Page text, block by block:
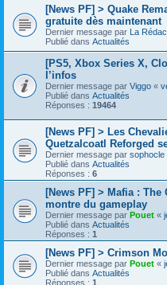
[News PF] > Quake
gratuite dès maintenant
Dernier message par La
Publié dans Actualités
[PS5, Xbox Series X,
l’infos
Dernier message par Viggo «
Publié dans Actualités
Réponses : 19464
[News PF] > Les
Quetzalcoatl Reforged
Dernier message par sophocle
Publié dans Actualités
Réponses : 6
[News PF] > Mafia :
montre du gameplay
Dernier message par Pouet «
Publié dans Actualités
Réponses : 1
[News PF] > Crimson
Dernier message par Pouet «
Publié dans Actualités
Réponses : 1